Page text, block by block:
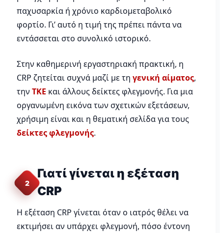
παχυσαρκία ή χρόνιο καρδιομεταβολικό
φορτίο. Γι’ αυτό η τιμή της πρέπει πάντα να
εντάσσεται στο συνολικό ιστορικό.
Στην καθημερινή εργαστηριακή πρακτική, η
CRP ζητείται συχνά μαζί με τη γενική αίματος,
την ΤΚΕ και άλλους δείκτες φλεγμονής. Για μια
οργανωμένη εικόνα των σχετικών εξετάσεων,
χρήσιμη είναι και η θεματική σελίδα για τους
δείκτες φλεγμονής.
2
Γιατί γίνεται η εξέταση
CRP
Η εξέταση CRP γίνεται όταν ο ιατρός θέλει να
εκτιμήσει αν υπάρχει φλεγμονή, πόσο έντονη